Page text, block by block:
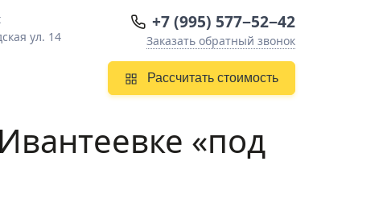
ул. 14
+7 (995) 577−52−42
Заказать обратный звонок
Рассчитать стоимость
«под